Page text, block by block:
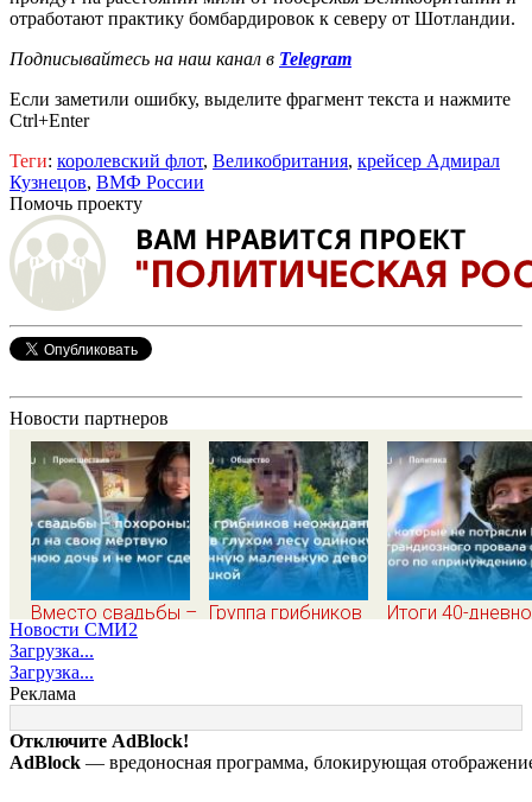
отработают практику бомбардировок к северу от Шотландии.
Подписывайтесь на наш канал в Telegram
Если заметили ошибку, выделите фрагмент текста и нажмите
Ctrl+Enter
Теги: королевский флот, Великобритания, крейсер Адмирал
Кузнецов, ВМФ России
Помочь проекту
Новости партнеров
Вместо свадьбы –
похороны: отец
смотрел на свою
мертвую 16-
летнюю дочь и не
мог сдержать
слезы
Группа грибников
испуганную
маленькую девочку
с игрушкой
Итоги 40-
Россия, полный
разбор провала
операции
Новости СМИ2
Загрузка...
Загрузка...
Реклама
Отключите AdBlock!
AdBlock — вредоносная программа, блокирующая